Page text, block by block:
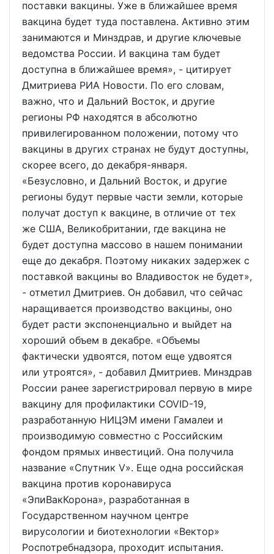
поставки вакцины. Уже в ближайшее время
вакцина будет туда поставлена. Активно этим
занимаются и Минздрав, и другие ключевые
ведомства России. И вакцина там будет
доступна в ближайшее время», - цитирует
Дмитриева РИА Новости. По его словам,
важно, что и Дальний Восток, и другие
регионы РФ находятся в абсолютно
привилегированном положении, потому что
вакцины в других странах не будут доступны,
скорее всего, до декабря-января.
«Безусловно, и Дальний Восток, и другие
регионы будут первые части земли, которые
получат доступ к вакцине, в отличие от тех
же США, Великобритании, где вакцина не
будет доступна массово в нашем понимании
еще до декабря. Поэтому никаких задержек с
поставкой вакцины во Владивосток не будет»,
- отметил Дмитриев. Он добавил, что сейчас
наращивается производство вакцины, оно
будет расти экспоненциально и выйдет на
хороший объем в декабре. «Объемы
фактически удвоятся, потом еще удвоятся
или утроятся», - добавил Дмитриев. Минздрав
России ранее зарегистрировал первую в мире
вакцину для профилактики COVID-19,
разработанную НИЦЭМ имени Гамалеи и
производимую совместно с Российским
фондом прямых инвестиций. Она получила
название «Спутник V». Еще одна российская
вакцина против коронавируса
«ЭпиВакКорона», разработанная в
Государственном научном центре
вирусологии и биотехнологии «Вектор»
Роспотребнадзора, проходит испытания.